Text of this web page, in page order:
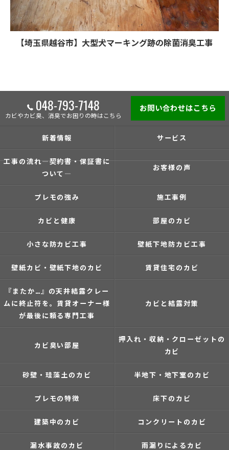
【埼玉県越谷市】大型犬マーキング跡の除菌消臭工事
048-793-7148
カビやカビ臭、消臭でお困りの時はこちら
お問い合わせはこちら
新着情報 サービス
工事の流れ―契約書・保証書に
ついて―
お客様の声
プレモの強み 施工事例
カビと健康 部屋のカビ
小さな防カビ工事 壁紙下地防カビ工事
壁紙カビ・壁紙下地のカビ 賃貸住宅のカビ
『またか…』の天井結露クレー
ムに終止符を。賃貸オーナー様
が最後に頼る専門工事
カビと結露対策
カビ臭い部屋
押入れ・収納・クローゼットの
カビ
砂壁・珪藻土のカビ 半地下・地下室のカビ
プレモの特徴 床下のカビ
建築中のカビ コンクリートのカビ
漏水事故のカビ 雨漏りによるカビ